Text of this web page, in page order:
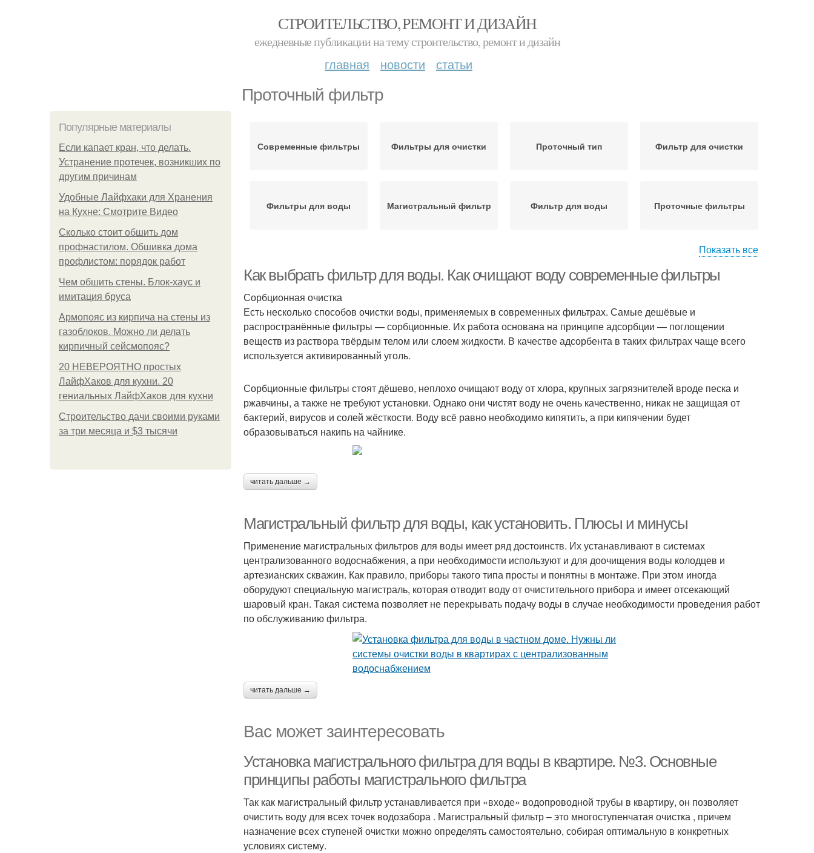
СТРОИТЕЛЬСТВО, РЕМОНТ И ДИЗАЙН
ежедневные публикации на тему строительство, ремонт и дизайн
главная новости статьи
Проточный фильтр
Популярные материалы
Если капает кран, что делать.
Устранение протечек, возникших по
другим причинам
Удобные Лайфхаки для Хранения
на Кухне: Смотрите Видео
Сколько стоит обшить дом
профнастилом. Обшивка дома
профлистом: порядок работ
Чем обшить стены. Блок-хаус и
имитация бруса
Армопояс из кирпича на стены из
газоблоков. Можно ли делать
кирпичный сейсмопояс?
20 НЕВЕРОЯТНО простых
ЛайфХаков для кухни. 20
гениальных ЛайфХаков для кухни
Строительство дачи своими руками
за три месяца и $3 тысячи
Современные фильтры Фильтры для очистки Проточный тип Фильтр для очистки
Фильтры для воды Магистральный фильтр Фильтр для воды Проточные фильтры
Показать все
Как выбрать фильтр для воды. Как очищают воду современные фильтры
Сорбционная очистка
Есть несколько способов очистки воды, применяемых в современных фильтрах. Самые дешёвые и
распространённые фильтры — сорбционные. Их работа основана на принципе адсорбции — поглощении
веществ из раствора твёрдым телом или слоем жидкости. В качестве адсорбента в таких фильтрах чаще всего
используется активированный уголь.
Сорбционные фильтры стоят дёшево, неплохо очищают воду от хлора, крупных загрязнителей вроде песка и
ржавчины, а также не требуют установки. Однако они чистят воду не очень качественно, никак не защищая от
бактерий, вирусов и солей жёсткости. Воду всё равно необходимо кипятить, а при кипячении будет
образовываться накипь на чайнике.
читать дальше →
Магистральный фильтр для воды, как установить. Плюсы и минусы
Применение магистральных фильтров для воды имеет ряд достоинств. Их устанавливают в системах
централизованного водоснабжения, а при необходимости используют и для доочищения воды колодцев и
артезианских скважин. Как правило, приборы такого типа просты и понятны в монтаже. При этом иногда
оборудуют специальную магистраль, которая отводит воду от очистительного прибора и имеет отсекающий
шаровый кран. Такая система позволяет не перекрывать подачу воды в случае необходимости проведения работ
по обслуживанию фильтра.
читать дальше →
Вас может заинтересовать
Установка магистрального фильтра для воды в квартире. №3. Основные
принципы работы магистрального фильтра
Так как магистральный фильтр устанавливается при «входе» водопроводной трубы в квартиру, он позволяет
очистить воду для всех точек водозабора . Магистральный фильтр – это многоступенчатая очистка , причем
назначение всех ступеней очистки можно определять самостоятельно, собирая оптимальную в конкретных
условиях систему.